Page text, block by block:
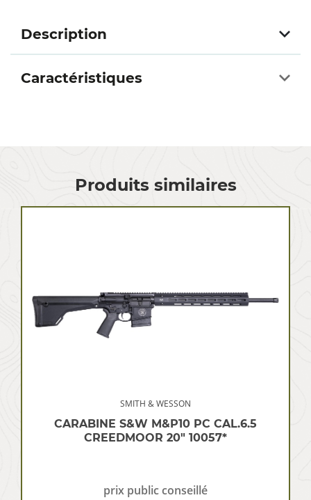
Description
Caractéristiques
Produits similaires
SMITH & WESSON
CARABINE S&W M&P10 PC CAL.6.5
CREEDMOOR 20″ 10057*
prix public conseillé